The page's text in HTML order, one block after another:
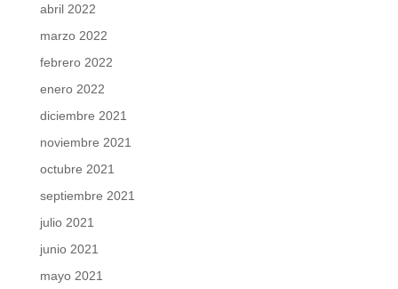
abril 2022
marzo 2022
febrero 2022
enero 2022
diciembre 2021
noviembre 2021
octubre 2021
septiembre 2021
julio 2021
junio 2021
mayo 2021